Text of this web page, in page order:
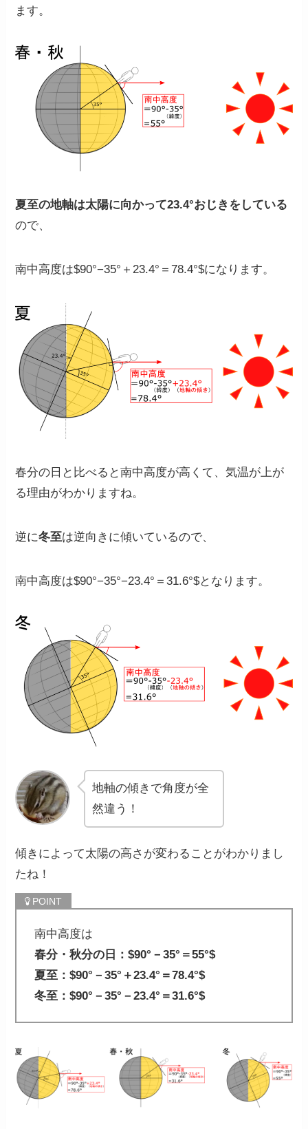
ます。
夏至の地軸は太陽に向かって23.4°おじきをしている
ので、
南中高度は$90°−35°＋23.4°＝78.4°$になります。
春分の日と比べると南中高度が高くて、気温が上が
る理由がわかりますね。
逆に冬至は逆向きに傾いているので、
南中高度は$90°−35°−23.4°＝31.6°$となります。
地軸の傾きで角度が全
然違う！
傾きによって太陽の高さが変わることがわかりまし
たね！
南中高度は
春分・秋分の日：$90°－35°＝55°$
夏至：$90°－35°＋23.4°＝78.4°$
冬至：$90°－35°－23.4°＝31.6°$